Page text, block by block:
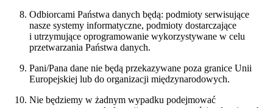
Odbiorcami Państwa danych będą: podmioty serwisujące
nasze systemy informatyczne, podmioty dostarczające
i utrzymujące oprogramowanie wykorzystywane w celu
przetwarzania Państwa danych.
Pani/Pana dane nie będą przekazywane poza granice Unii
Europejskiej lub do organizacji międzynarodowych.
Nie będziemy w żadnym wypadku podejmować